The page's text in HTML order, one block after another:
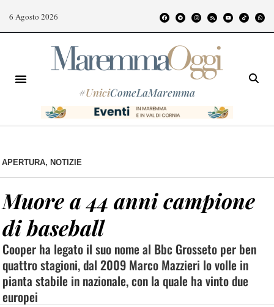
6 Agosto 2026
#UniciComeLaMaremma
APERTURA, NOTIZIE
Muore a 44 anni campione
di baseball
Cooper ha legato il suo nome al Bbc Grosseto per ben
quattro stagioni, dal 2009 Marco Mazzieri lo volle in
pianta stabile in nazionale, con la quale ha vinto due
europei